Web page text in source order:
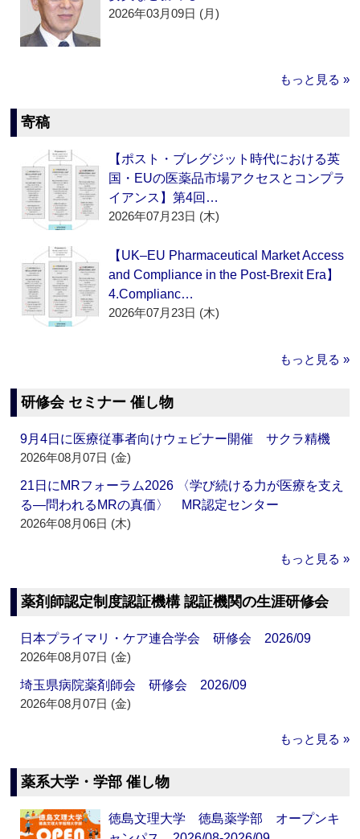
2026年03月09日 (月)
もっと見る »
寄稿
【ポスト・ブレグジット時代における英
国・EUの医薬品市場アクセスとコンプラ
イアンス】第4回…
2026年07月23日 (木)
【UK–EU Pharmaceutical Market Access
and Compliance in the Post-Brexit Era】
4.Complianc…
2026年07月23日 (木)
もっと見る »
研修会 セミナー 催し物
9月4日に医療従事者向けウェビナー開催 サクラ精機
2026年08月07日 (金)
21日にMRフォーラム2026 〈学び続ける力が医療を支え
る―問われるMRの真価〉 MR認定センター
2026年08月06日 (木)
もっと見る »
薬剤師認定制度認証機構 認証機関の生涯研修会
日本プライマリ・ケア連合学会 研修会 2026/09
2026年08月07日 (金)
埼玉県病院薬剤師会 研修会 2026/09
2026年08月07日 (金)
もっと見る »
薬系大学・学部 催し物
徳島文理大学 徳島薬学部 オープンキ